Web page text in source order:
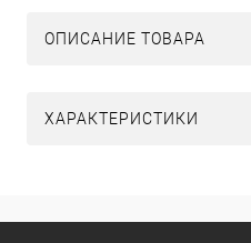
ОПИСАНИЕ ТОВАРА
ХАРАКТЕРИСТИКИ